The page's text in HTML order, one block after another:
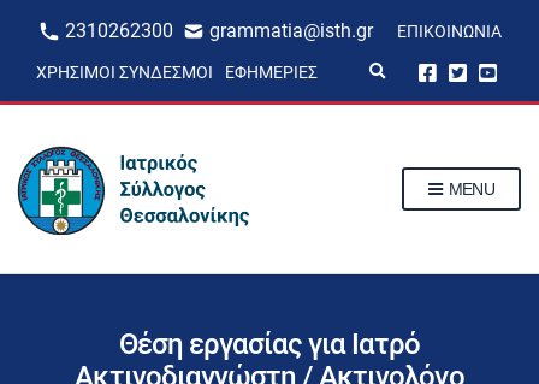
2310262300 grammatia@isth.gr ΕΠΙΚΟΙΝΩΝΊΑ
ΧΡΉΣΙΜΟΙ ΣΎΝΔΕΣΜΟΙ ΕΦΗΜΕΡΊΕΣ
p
m
MENU
Θέση εργασίας για Ιατρό
Ακτινοδιαγνώστη / Ακτινολόγο